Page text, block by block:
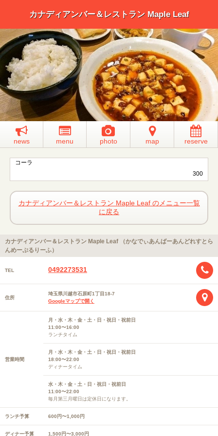
カナディアンバー＆レストラン Maple Leaf
news menu photo map reserve
コーラ
300
カナディアンバー＆レストラン Maple Leaf のメニュー一覧
に戻る
カナディアンバー＆レストラン Maple Leaf （かなでぃあんばーあんどれすとら
んめーぷるりーふ）
TEL 0492273531
住所
埼玉県川越市石原町1丁目18-7
Googleマップで開く
営業時間
月・水・木・金・土・日・祝日・祝前日
11:00〜16:00
ランチタイム
月・水・木・金・土・日・祝日・祝前日
18:00〜22:00
ディナータイム
水・木・金・土・日・祝日・祝前日
11:00〜22:00
毎月第三月曜日は定休日になります。
ランチ予算 600円〜1,000円
ディナー予算 1,500円〜3,000円